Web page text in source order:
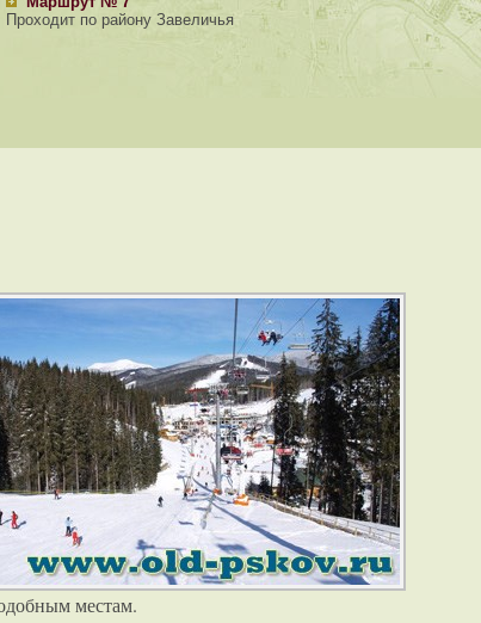
Проходит по району Завеличья
местам.